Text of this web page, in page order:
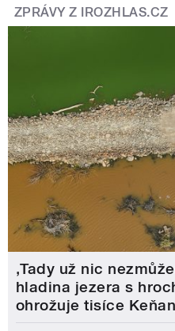
ZPRÁVY Z IROZHLAS.CZ
‚Tady už nic
hladina jezera s
ohrožuje tisíce